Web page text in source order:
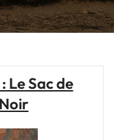
Le Sac de